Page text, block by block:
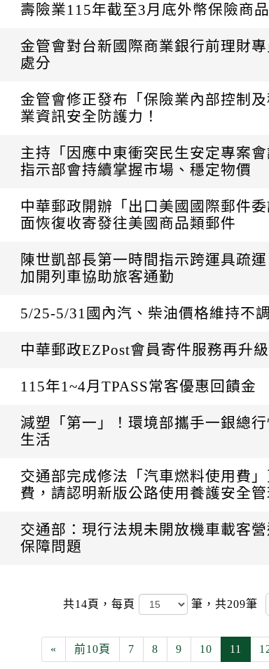
壽險業115年截至3月底外幣保險商
金管會對台新國際商業銀行前理財
處分
金管會修正發布「保險業內部控制
業資訊安全防護力！
主持「因應中東衝突民生安定專案
指示部會持續掌握市場、穩定物價
中華郵政開辦「出口美國國際郵件
面恢復收寄發往美國商品類郵件
陳世凱部長第一時間指示跨運具疏
加開列車協助旅客通勤
5/25-5/31國內汽、柴油價格維持不
中華郵政EZPost會員寄件服務再升
115年1~4月TPASS常客優惠回饋
減塑「第一」！環境部攜手一銀總
生活
交通部完成修法「汽車燃料使用費
費，請認明新版公路使用養護安全
交通部：現行法規未開放機車載客
保障問題
共14頁，每頁 筆，共209筆
« 前10頁 7 8 9 10 11